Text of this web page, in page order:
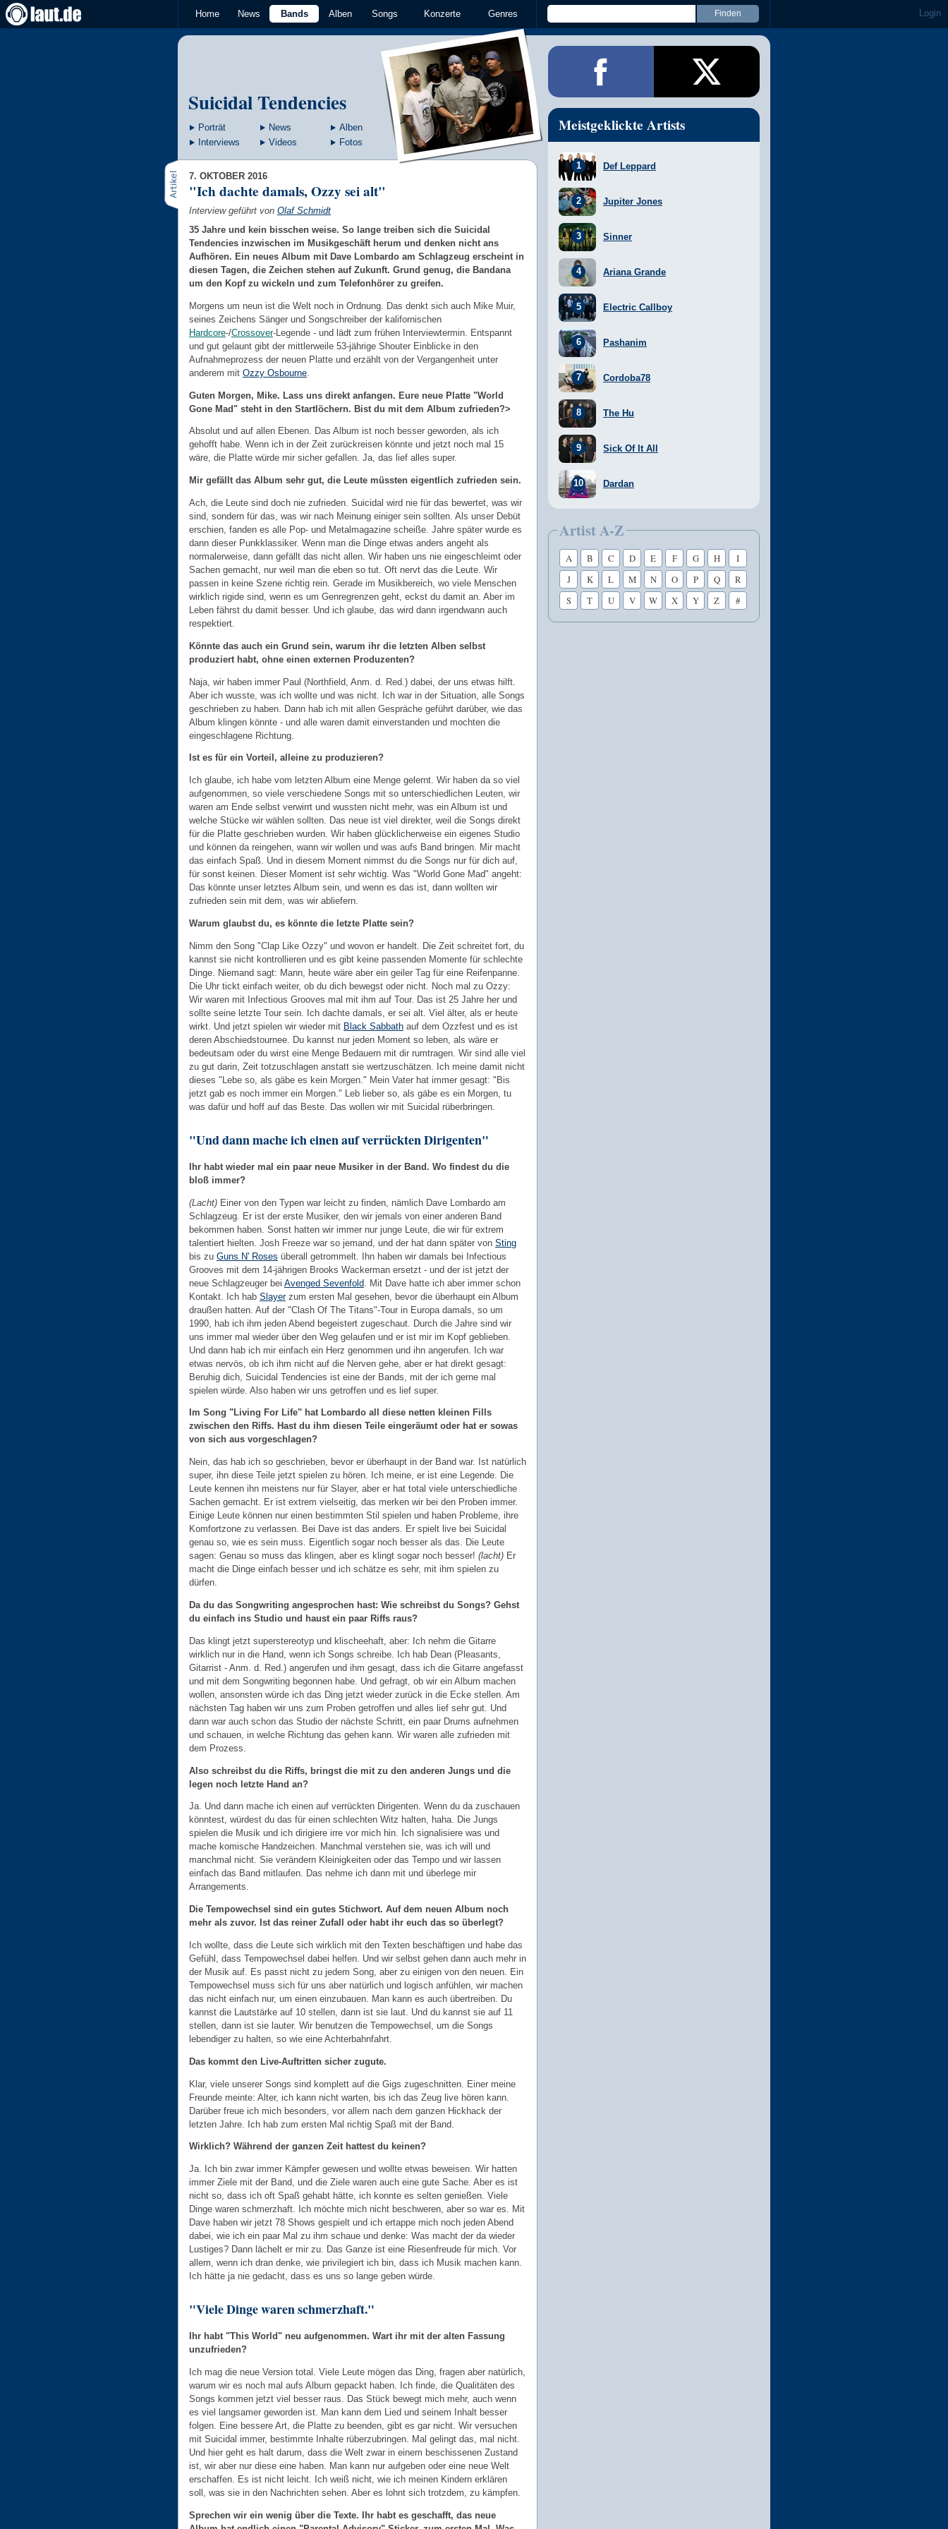
Home News Bands Alben Songs Konzerte Genres Login
Suicidal Tendencies
Porträt News
Alben
Interviews
Videos Fotos
7. OKTOBER 2016
"Ich dachte damals, Ozzy sei alt"
Interview geführt von Olaf Schmidt
35 Jahre und kein bisschen weise. So lange treiben sich die Suicidal
Tendencies inzwischen im Musikgeschäft herum und denken nicht ans
Aufhören. Ein neues Album mit Dave Lombardo am Schlagzeug erscheint in
diesen Tagen, die Zeichen stehen auf Zukunft. Grund genug, die Bandana
um den Kopf zu wickeln und zum Telefonhörer zu greifen.
Morgens um neun ist die Welt noch in Ordnung. Das denkt sich auch Mike Muir,
seines Zeichens Sänger und Songschreiber der kalifornischen
Hardcore-/Crossover-Legende - und lädt zum frühen Interviewtermin. Entspannt
und gut gelaunt gibt der mittlerweile 53-jährige Shouter Einblicke in den
Aufnahmeprozess der neuen Platte und erzählt von der Vergangenheit unter
anderem mit Ozzy Osbourne
Guten Morgen, Mike. Lass uns direkt anfangen. Eure neue Platte "World
Gone Mad" steht in den Startlöchern. Bist du mit dem Album zufrieden?>
Absolut und auf allen Ebenen. Das Album ist noch besser geworden, als ich
gehofft habe. Wenn ich in der Zeit zurückreisen könnte und jetzt noch mal 15
wäre, die Platte würde mir sicher gefallen. Ja, das lief alles super.
Mir gefällt das Album sehr gut, die Leute müssten eigentlich zufrieden sein.
Ach, die Leute sind doch nie zufrieden. Suicidal wird nie für das bewertet, was wir
sind, sondern für das, was wir nach Meinung einiger sein sollten. Als unser Debüt
erschien, fanden es alle Pop- und Metalmagazine scheiße. Jahre später wurde es
dann dieser Punkklassiker. Wenn man die Dinge etwas anders angeht als
normalerweise, dann gefällt das nicht allen. Wir haben uns nie eingeschleimt oder
Sachen gemacht, nur weil man die eben so tut. Oft nervt das die Leute. Wir
passen in keine Szene richtig rein. Gerade im Musikbereich, wo viele Menschen
wirklich rigide sind, wenn es um Genregrenzen geht, eckst du damit an. Aber im
Leben fährst du damit besser. Und ich glaube, das wird dann irgendwann auch
respektiert.
Könnte das auch ein Grund sein, warum ihr die letzten Alben selbst
produziert habt, ohne einen externen Produzenten?
Naja, wir haben immer Paul (Northfield, Anm. d. Red.) dabei, der uns etwas hilft.
Aber ich wusste, was ich wollte und was nicht. Ich war in der Situation, alle Songs
geschrieben zu haben. Dann hab ich mit allen Gespräche geführt darüber, wie das
Album klingen könnte - und alle waren damit einverstanden und mochten die
eingeschlagene Richtung.
Ist es für ein Vorteil, alleine zu produzieren?
Ich glaube, ich habe vom letzten Album eine Menge gelernt. Wir haben da so viel
aufgenommen, so viele verschiedene Songs mit so unterschiedlichen Leuten, wir
waren am Ende selbst verwirrt und wussten nicht mehr, was ein Album ist und
welche Stücke wir wählen sollten. Das neue ist viel direkter, weil die Songs direkt
für die Platte geschrieben wurden. Wir haben glücklicherweise ein eigenes Studio
und können da reingehen, wann wir wollen und was aufs Band bringen. Mir macht
das einfach Spaß. Und in diesem Moment nimmst du die Songs nur für dich auf,
für sonst keinen. Dieser Moment ist sehr wichtig. Was "World Gone Mad" angeht:
Das könnte unser letztes Album sein, und wenn es das ist, dann wollten wir
zufrieden sein mit dem, was wir abliefern.
Warum glaubst du, es könnte die letzte Platte sein?
Nimm den Song "Clap Like Ozzy" und wovon er handelt. Die Zeit schreitet fort, du
kannst sie nicht kontrollieren und es gibt keine passenden Momente für schlechte
Dinge. Niemand sagt: Mann, heute wäre aber ein geiler Tag für eine Reifenpanne.
Die Uhr tickt einfach weiter, ob du dich bewegst oder nicht. Noch mal zu Ozzy:
Wir waren mit Infectious Grooves mal mit ihm auf Tour. Das ist 25 Jahre her und
sollte seine letzte Tour sein. Ich dachte damals, er sei alt. Viel älter, als er heute
wirkt. Und jetzt spielen wir wieder mit Black Sabbath auf dem Ozzfest und es ist
deren Abschiedstournee. Du kannst nur jeden Moment so leben, als wäre er
bedeutsam oder du wirst eine Menge Bedauern mit dir rumtragen. Wir sind alle viel
zu gut darin, Zeit totzuschlagen anstatt sie wertzuschätzen. Ich meine damit nicht
dieses "Lebe so, als gäbe es kein Morgen." Mein Vater hat immer gesagt: "Bis
jetzt gab es noch immer ein Morgen." Leb lieber so, als gäbe es ein Morgen, tu
was dafür und hoff auf das Beste. Das wollen wir mit Suicidal rüberbringen.
"Und dann mache ich einen auf verrückten Dirigenten"
Ihr habt wieder mal ein paar neue Musiker in der Band. Wo findest du die
bloß immer?
(Lacht) Einer von den Typen war leicht zu finden, nämlich Dave Lombardo am
Schlagzeug. Er ist der erste Musiker, den wir jemals von einer anderen Band
bekommen haben. Sonst hatten wir immer nur junge Leute, die wir für extrem
talentiert hielten. Josh Freeze war so jemand, und der hat dann später von Sting
bis zu Guns N' Roses überall getrommelt. Ihn haben wir damals bei Infectious
Grooves mit dem 14-jährigen Brooks Wackerman ersetzt - und der ist jetzt der
neue Schlagzeuger bei Avenged Sevenfold . Mit Dave hatte ich aber immer schon
Kontakt. Ich hab Slayerzum ersten Mal gesehen, bevor die überhaupt ein Album
draußen hatten. Auf der "Clash Of The Titans"-Tour in Europa damals, so um
1990, hab ich ihm jeden Abend begeistert zugeschaut. Durch die Jahre sind wir
uns immer mal wieder über den Weg gelaufen und er ist mir im Kopf geblieben.
Und dann hab ich mir einfach ein Herz genommen und ihn angerufen. Ich war
etwas nervös, ob ich ihm nicht auf die Nerven gehe, aber er hat direkt gesagt:
Beruhig dich, Suicidal Tendencies ist eine der Bands, mit der ich gerne mal
spielen würde. Also haben wir uns getroffen und es lief super.
Im Song "Living For Life" hat Lombardo all diese netten kleinen Fills
zwischen den Riffs. Hast du ihm diesen Teile eingeräumt oder hat er sowas
von sich aus vorgeschlagen?
Nein, das hab ich so geschrieben, bevor er überhaupt in der Band war. Ist natürlich
super, ihn diese Teile jetzt spielen zu hören. Ich meine, er ist eine Legende. Die
Leute kennen ihn meistens nur für Slayer, aber er hat total viele unterschiedliche
Sachen gemacht. Er ist extrem vielseitig, das merken wir bei den Proben immer.
Einige Leute können nur einen bestimmten Stil spielen und haben Probleme, ihre
Komfortzone zu verlassen. Bei Dave ist das anders. Er spielt live bei Suicidal
genau so, wie es sein muss. Eigentlich sogar noch besser als das. Die Leute
sagen: Genau so muss das klingen, aber es klingt sogar noch besser! (lacht) Er
macht die Dinge einfach besser und ich schätze es sehr, mit ihm spielen zu
dürfen.
Da du das Songwriting angesprochen hast: Wie schreibst du Songs? Gehst
du einfach ins Studio und haust ein paar Riffs raus?
Das klingt jetzt superstereotyp und klischeehaft, aber: Ich nehm die Gitarre
wirklich nur in die Hand, wenn ich Songs schreibe. Ich hab Dean (Pleasants,
Gitarrist - Anm. d. Red.) angerufen und ihm gesagt, dass ich die Gitarre angefasst
und mit dem Songwriting begonnen habe. Und gefragt, ob wir ein Album machen
wollen, ansonsten würde ich das Ding jetzt wieder zurück in die Ecke stellen. Am
nächsten Tag haben wir uns zum Proben getroffen und alles lief sehr gut. Und
dann war auch schon das Studio der nächste Schritt, ein paar Drums aufnehmen
und schauen, in welche Richtung das gehen kann. Wir waren alle zufrieden mit
dem Prozess.
Also schreibst du die Riffs, bringst die mit zu den anderen Jungs und die
legen noch letzte Hand an?
Ja. Und dann mache ich einen auf verrückten Dirigenten. Wenn du da zuschauen
könntest, würdest du das für einen schlechten Witz halten, haha. Die Jungs
spielen die Musik und ich dirigiere irre vor mich hin. Ich signalisiere was und
mache komische Handzeichen. Manchmal verstehen sie, was ich will und
manchmal nicht. Sie verändern Kleinigkeiten oder das Tempo und wir lassen
einfach das Band mitlaufen. Das nehme ich dann mit und überlege mir
Arrangements.
Die Tempowechsel sind ein gutes Stichwort. Auf dem neuen Album noch
mehr als zuvor. Ist das reiner Zufall oder habt ihr euch das so überlegt?
Ich wollte, dass die Leute sich wirklich mit den Texten beschäftigen und habe das
Gefühl, dass Tempowechsel dabei helfen. Und wir selbst gehen dann auch mehr in
der Musik auf. Es passt nicht zu jedem Song, aber zu einigen von den neuen. Ein
Tempowechsel muss sich für uns aber natürlich und logisch anfühlen, wir machen
das nicht einfach nur, um einen einzubauen. Man kann es auch übertreiben. Du
kannst die Lautstärke auf 10 stellen, dann ist sie laut. Und du kannst sie auf 11
stellen, dann ist sie lauter. Wir benutzen die Tempowechsel, um die Songs
lebendiger zu halten, so wie eine Achterbahnfahrt.
Das kommt den Live-Auftritten sicher zugute.
Klar, viele unserer Songs sind komplett auf die Gigs zugeschnitten. Einer meine
Freunde meinte: Alter, ich kann nicht warten, bis ich das Zeug live hören kann.
Darüber freue ich mich besonders, vor allem nach dem ganzen Hickhack der
letzten Jahre. Ich hab zum ersten Mal richtig Spaß mit der Band.
Wirklich? Während der ganzen Zeit hattest du keinen?
Ja. Ich bin zwar immer Kämpfer gewesen und wollte etwas beweisen. Wir hatten
immer Ziele mit der Band, und die Ziele waren auch eine gute Sache. Aber es ist
nicht so, dass ich oft Spaß gehabt hätte, ich konnte es selten genießen. Viele
Dinge waren schmerzhaft. Ich möchte mich nicht beschweren, aber so war es. Mit
Dave haben wir jetzt 78 Shows gespielt und ich ertappe mich noch jeden Abend
dabei, wie ich ein paar Mal zu ihm schaue und denke: Was macht der da wieder
Lustiges? Dann lächelt er mir zu. Das Ganze ist eine Riesenfreude für mich. Vor
allem, wenn ich dran denke, wie privilegiert ich bin, dass ich Musik machen kann.
Ich hätte ja nie gedacht, dass es uns so lange geben würde.
"Viele Dinge waren schmerzhaft."
Ihr habt "This World" neu aufgenommen. Wart ihr mit der alten Fassung
unzufrieden?
Ich mag die neue Version total. Viele Leute mögen das Ding, fragen aber natürlich,
warum wir es noch mal aufs Album gepackt haben. Ich finde, die Qualitäten des
Songs kommen jetzt viel besser raus. Das Stück bewegt mich mehr, auch wenn
es viel langsamer geworden ist. Man kann dem Lied und seinem Inhalt besser
folgen. Eine bessere Art, die Platte zu beenden, gibt es gar nicht. Wir versuchen
mit Suicidal immer, bestimmte Inhalte rüberzubringen. Mal gelingt das, mal nicht.
Und hier geht es halt darum, dass die Welt zwar in einem beschissenen Zustand
ist, wir aber nur diese eine haben. Man kann nur aufgeben oder eine neue Welt
erschaffen. Es ist nicht leicht. Ich weiß nicht, wie ich meinen Kindern erklären
soll, was sie in den Nachrichten sehen. Aber es lohnt sich trotzdem, zu kämpfen.
Sprechen wir ein wenig über die Texte. Ihr habt es geschafft, das neue
Meistgeklickte Artists
Def Leppard
Jupiter Jones
Sinner
Ariana Grande
Electric Callboy
Pashanim
Cordoba78
The Hu
Sick Of It All
Dardan
Artist A-Z
A B C D E F G H
I
J
K L M N O P Q
R
S
T U V W X Y Z #